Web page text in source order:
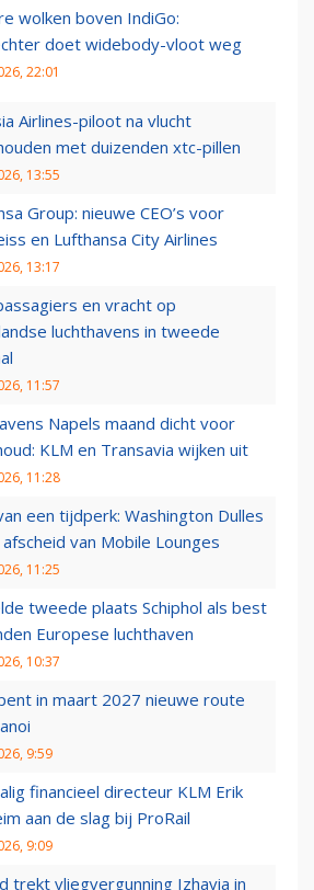
wolken boven IndiGo:
doet widebody-vloot weg
22:01
Airlines-piloot na vlucht
met duizenden xtc-pillen
13:55
Group: nieuwe CEO’s voor
en Lufthansa City Airlines
13:17
en vracht op
luchthavens in tweede
11:57
Napels maand dicht voor
KLM en Transavia wijken uit
11:28
een tijdperk: Washington Dulles
van Mobile Lounges
11:25
tweede plaats Schiphol als best
Europese luchthaven
10:37
in maart 2027 nieuwe route
9:59
financieel directeur KLM Erik
aan de slag bij ProRail
9:09
trekt vliegvergunning Izhavia in